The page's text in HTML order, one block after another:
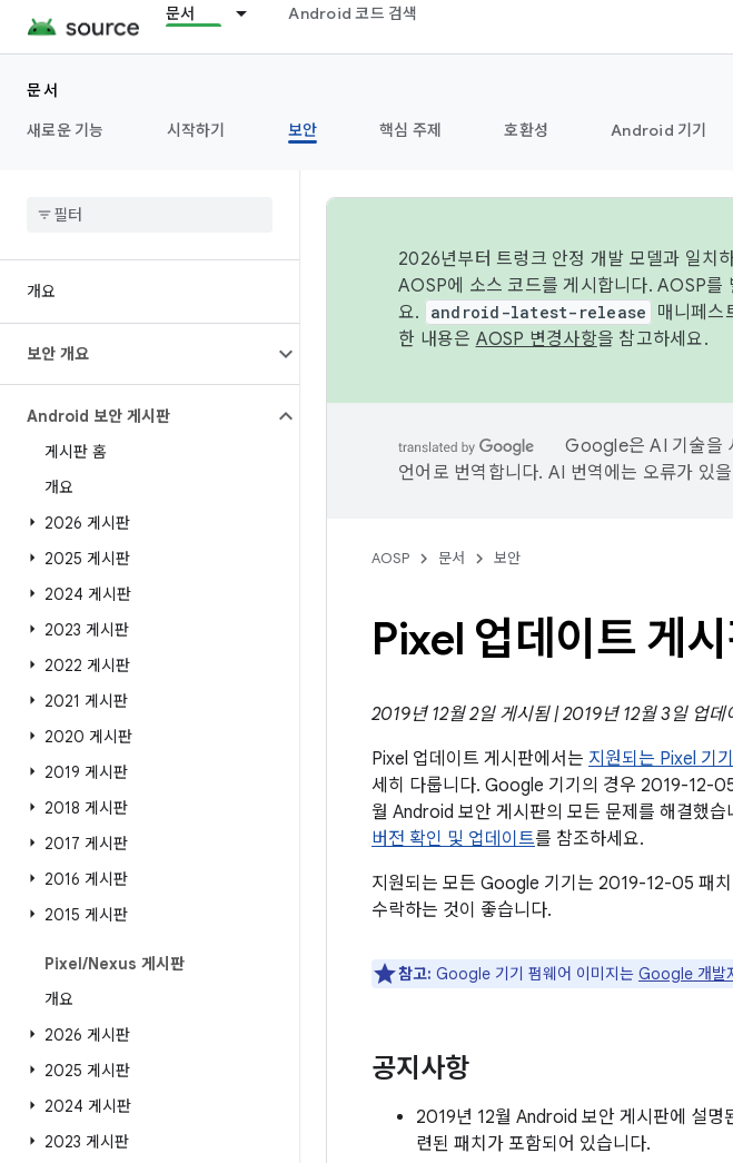
문서 Android 코드 검색
문서
새로운 기능
시작하기 보안 핵심 주제 호환성 Android 기기
개요
보안 개요
Android 보안 게시판
게시판 홈
개요
2026 게시판
2025 게시판
2024 게시판
2023 게시판
2022 게시판
2021 게시판
2020 게시판
2019 게시판
2018 게시판
2017 게시판
2016 게시판
2015 게시판
Pixel/Nexus 게시판
개요
2026 게시판
2025 게시판
2024 게시판
2023 게시판
2026년부터 트렁크 안정 개발 모델과 일치
AOSP에 소스 코드를 게시합니다. AOSP를
요.
android-latest-release
매니페스
한 내용은 AOSP 변경사항을 참고하세요.
Google은 AI 기술을
언어로 번역합니다. AI 번역에는 오류가 있
AOSP 문서 보안
Pixel 업데이트 게
2019년 12월 2일 게시됨 | 2019년 12월 3일 업데
Pixel 업데이트 게시판에서는 지원되는 Pixel 기기
세히 다룹니다. Google 기기의 경우 2019-12-
월 Android 보안 게시판의 모든 문제를 해결했
버전 확인 및 업데이트를 참조하세요.
지원되는 모든 Google 기기는 2019-12-05 패
수락하는 것이 좋습니다.
참고: Google 기기 펌웨어 이미지는 Google 개발
공지사항
2019년 12월 Android 보안 게시판에 설
련된 패치가 포함되어 있습니다.